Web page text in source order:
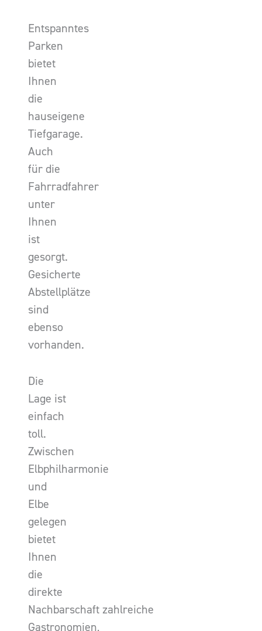
Entspanntes
Parken
bietet
Ihnen
die
hauseigene
Tiefgarage.
Auch
für die
Fahrradfahrer
unter
Ihnen
ist
gesorgt.
Gesicherte
Abstellplätze
sind
ebenso
vorhanden.
Die
Lage ist
einfach
toll.
Zwischen
Elbphilharmonie
und
Elbe
gelegen
bietet
Ihnen
die
direkte
Nachbarschaft zahlreiche
Gastronomien,